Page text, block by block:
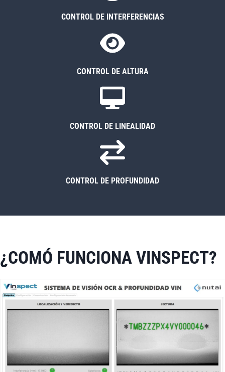
CONTROL DE INTERFERENCIAS
CONTROL DE ALTURA
CONTROL DE LINEALIDAD
CONTROL DE PROFUNDIDAD
¿COMÓ FUNCIONA VINSPECT?